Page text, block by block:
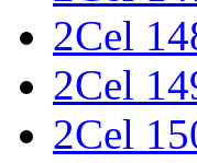
2Cel
2Cel
2Cel